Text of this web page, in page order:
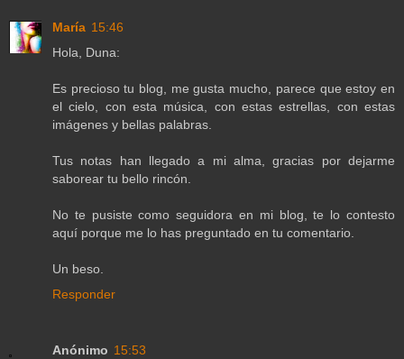
María 15:46
Hola, Duna:
Es precioso tu blog, me gusta mucho, parece que estoy en
el cielo, con esta música, con estas estrellas, con estas
imágenes y bellas palabras.
Tus notas han llegado a mi alma, gracias por dejarme
saborear tu bello rincón.
No te pusiste como seguidora en mi blog, te lo contesto
aquí porque me lo has preguntado en tu comentario.
Un beso.
Responder
Anónimo 15:53